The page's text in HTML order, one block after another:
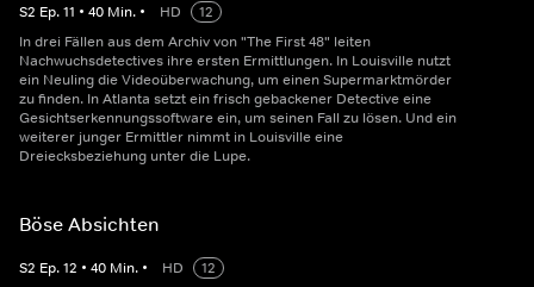
S2 Ep.11 • 40 Min. • HD
12
In drei Fällen aus dem Archiv von "The First 48" leiten
Nachwuchsdetectives ihre ersten Ermittlungen. In Louisville nutzt
ein Neuling die Videoüberwachung, um einen Supermarktmörder
zu finden. In Atlanta setzt ein frisch gebackener Detective eine
Gesichtserkennungssoftware ein, um seinen Fall zu lösen. Und ein
weiterer junger Ermittler nimmt in Louisville eine
Dreiecksbeziehung unter die Lupe.
Böse Absichten
S2 Ep.12 • 40 Min. • HD
12